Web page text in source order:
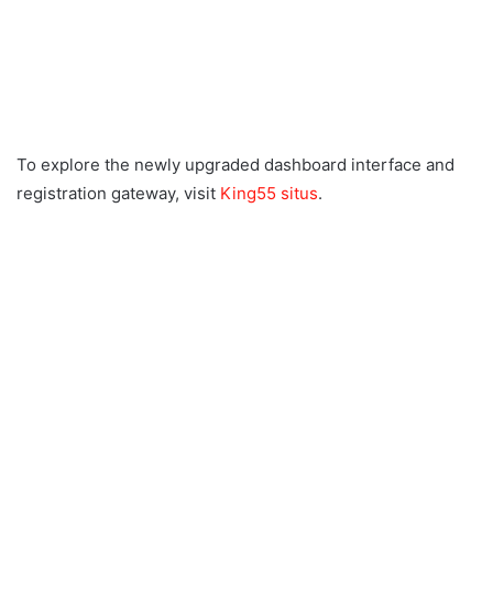
To explore the newly upgraded dashboard interface and
registration gateway, visit King55 situs.